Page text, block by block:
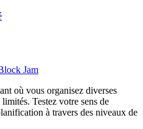
Jam
où vous organisez diverses
Testez votre sens de
à travers des niveaux de